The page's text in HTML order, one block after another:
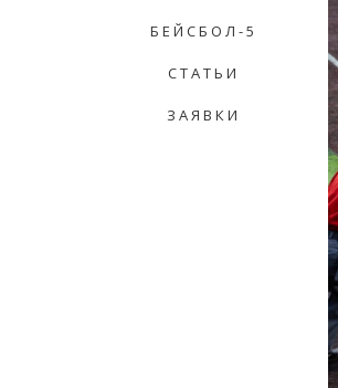
БЕЙСБОЛ-5
СТАТЬИ
ЗАЯВКИ